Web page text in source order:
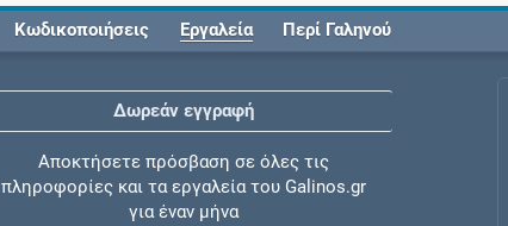
Κωδικοποιήσεις Εργαλεία Περί Γαληνού
Δωρεάν εγγραφή
Αποκτήσετε πρόσβαση σε όλες τις
πληροφορίες και τα εργαλεία του Galinos.gr
για έναν μήνα